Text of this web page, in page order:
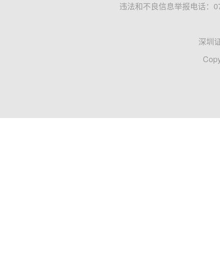
违法和不良信息举报电话：
深圳